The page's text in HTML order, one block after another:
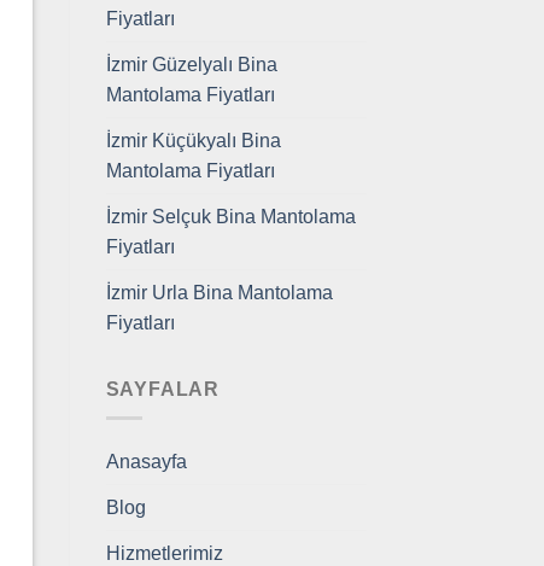
Fiyatları
İzmir Güzelyalı Bina
Mantolama Fiyatları
İzmir Küçükyalı Bina
Mantolama Fiyatları
İzmir Selçuk Bina Mantolama
Fiyatları
İzmir Urla Bina Mantolama
Fiyatları
SAYFALAR
Anasayfa
Blog
Hizmetlerimiz